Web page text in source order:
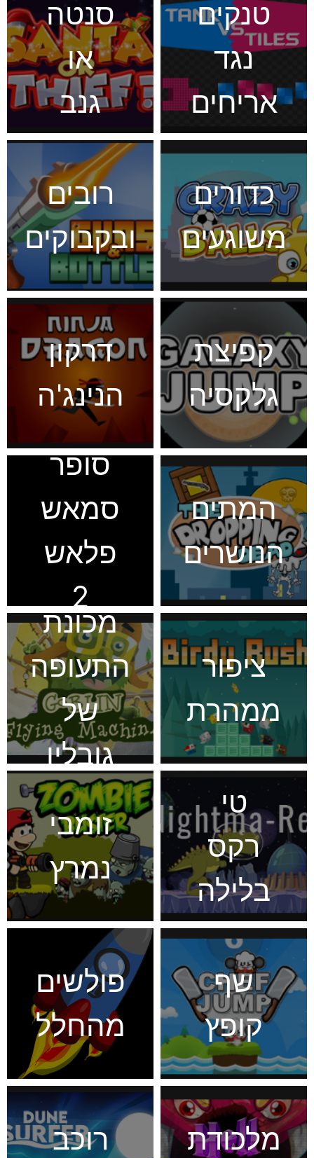
טנקים
נגד
אריחים
סנטה
או
גנב
כדורים
משוגעים
רובים
ובקבוקים
קפיצת
גלקסיה
דרקון
הנינג'ה
המתים
הנושרים
סופר
סמאש
פלאש
2
ציפור
ממהרת
מכונת
התעופה
של
גובלין
טי
רקס
בלילה
זומבי
נמרץ
שף
קופץ
פולשים
מהחלל
מלכודת
רוכב